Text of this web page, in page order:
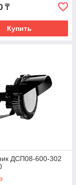
₸
Купить
ДСП08-600-302